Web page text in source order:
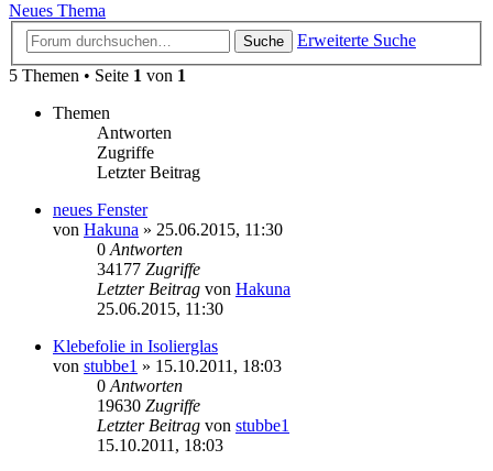
Neues Thema
Suche
Erweiterte Suche
5 Themen • Seite 1 von 1
Themen
Antworten
Zugriffe
Letzter Beitrag
neues Fenster
von Hakuna » 25.06.2015, 11:30
0 Antworten
34177 Zugriffe
Letzter Beitrag von Hakuna
25.06.2015, 11:30
Klebefolie in Isolierglas
von stubbe1 » 15.10.2011, 18:03
0 Antworten
19630 Zugriffe
Letzter Beitrag von stubbe1
15.10.2011, 18:03